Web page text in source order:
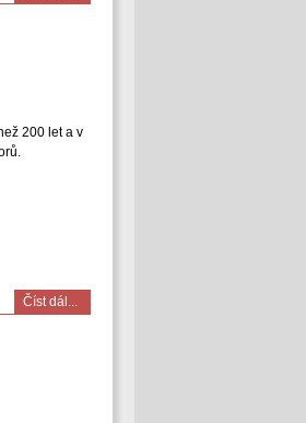
200 let a v
Číst dál...